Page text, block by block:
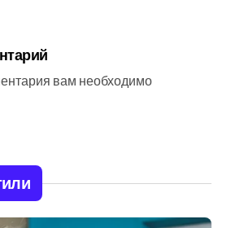
вам необходимо